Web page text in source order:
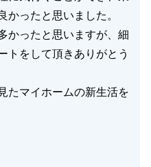
かったと思いました。
かったと思いますが、細
トをして頂きありがとう
たマイホームの新生活を